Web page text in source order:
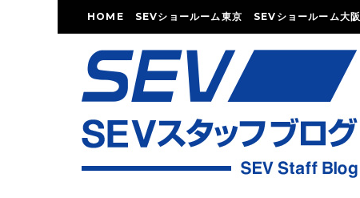
HOME SEVショールーム東京 SEVショールーム大阪